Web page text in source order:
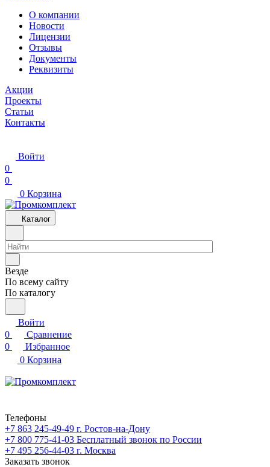
О компании
Новости
Лицензии
Отзывы
Документы
Реквизиты
Акции
Проекты
Статьи
Контакты
Войти
0
0
0 Корзина
Каталог
Везде
По всему сайту
По каталогу
Войти
0
Сравнение
0
Избранное
0 Корзина
Телефоны
+7 863 245-49-49 г. Ростов-на-Дону
+7 800 775-41-03 Бесплатный звонок по России
+7 495 256-44-03 г. Москва
Заказать звонок